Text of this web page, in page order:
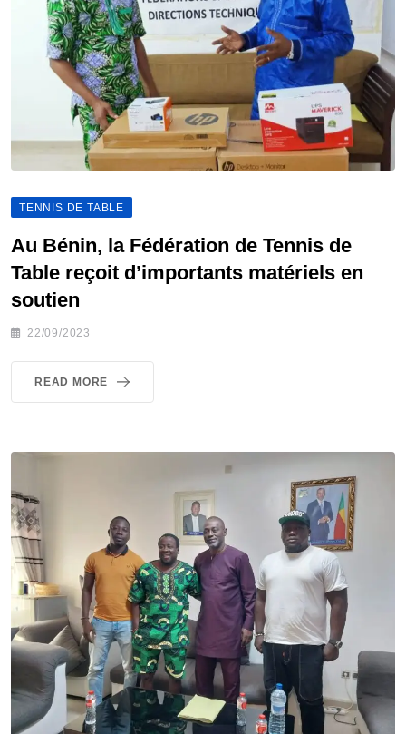
TENNIS DE TABLE
Au Bénin, la Fédération de Tennis de
Table reçoit d’importants matériels en
soutien
22/09/2023
READ MORE